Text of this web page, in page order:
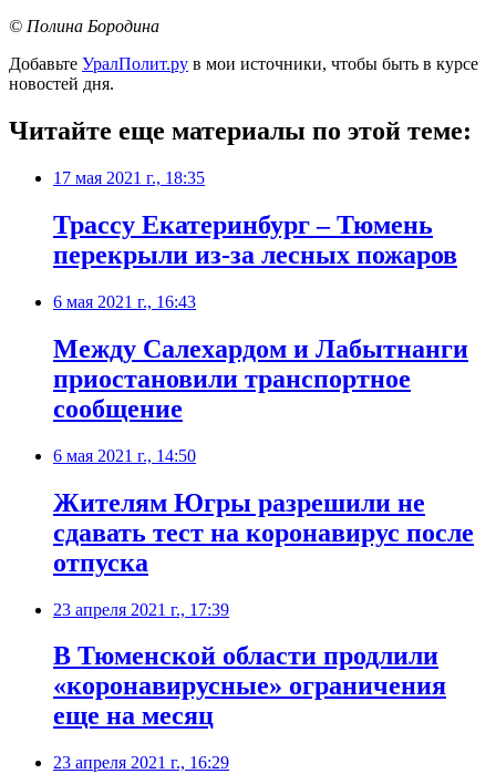
© Полина Бородина
Добавьте УралПолит.ру в мои источники, чтобы быть в курсе
новостей дня.
Читайте еще материалы по этой теме:
17 мая 2021 г., 18:35
​Трассу Екатеринбург – Тюмень
перекрыли из-за лесных пожаров
6 мая 2021 г., 16:43
​Между Салехардом и Лабытнанги
приостановили транспортное
сообщение
6 мая 2021 г., 14:50
​Жителям Югры разрешили не
сдавать тест на коронавирус после
отпуска
23 апреля 2021 г., 17:39
​В Тюменской области продлили
«коронавирусные» ограничения
еще на месяц
23 апреля 2021 г., 16:29